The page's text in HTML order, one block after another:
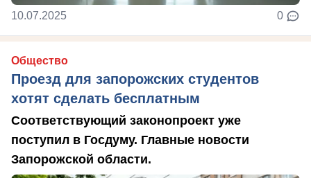
10.07.2025 0
Общество
Проезд для запорожских студентов
хотят сделать бесплатным
Соответствующий законопроект уже
поступил в Госдуму. Главные новости
Запорожской области.